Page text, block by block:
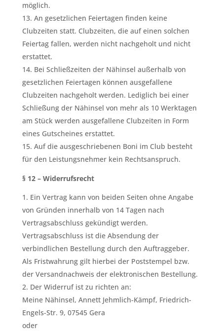
möglich.
An gesetzlichen Feiertagen finden keine
Clubzeiten statt. Clubzeiten, die auf einen solchen
Feiertag fallen, werden nicht nachgeholt und nicht
erstattet.
Bei Schließzeiten der Nähinsel außerhalb von
gesetzlichen Feiertagen können ausgefallene
Clubzeiten nachgeholt werden. Lediglich bei einer
Schließung der Nähinsel von mehr als 10 Werktagen
am Stück werden ausgefallene Clubzeiten in Form
eines Gutscheines erstattet.
Auf die ausgeschriebenen Boni im Club besteht
für den Leistungsnehmer kein Rechtsanspruch.
§ 12 – Widerrufsrecht
Ein Vertrag kann von beiden Seiten ohne Angabe
von Gründen innerhalb von 14 Tagen nach
Vertragsabschluss gekündigt werden.
Vertragsabschluss ist die Absendung der
verbindlichen Bestellung durch den Auftraggeber.
Als Fristwahrung gilt hierbei der Poststempel bzw.
der Versandnachweis der elektronischen Bestellung.
Der Widerruf ist zu richten an:
Meine Nähinsel, Annett Jehmlich-Kämpf, Friedrich-
Engels-Str. 9, 07545 Gera
oder